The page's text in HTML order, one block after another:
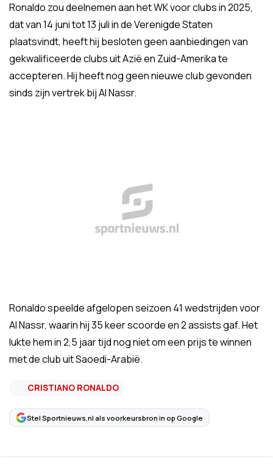
Ronaldo zou deelnemen aan het WK voor clubs in 2025,
dat van 14 juni tot 13 juli in de Verenigde Staten
plaatsvindt, heeft hij besloten geen aanbiedingen van
gekwalificeerde clubs uit Azië en Zuid-Amerika te
accepteren. Hij heeft nog geen nieuwe club gevonden
sinds zijn vertrek bij Al Nassr.
Ronaldo speelde afgelopen seizoen 41 wedstrijden voor
Al Nassr, waarin hij 35 keer scoorde en 2 assists gaf. Het
lukte hem in 2,5 jaar tijd nog niet om een prijs te winnen
met de club uit Saoedi-Arabië.
CRISTIANO RONALDO
Stel Sportnieuws.nl als voorkeursbron in op Google